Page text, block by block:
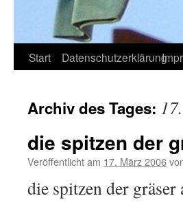
Start Datenschutzerklärung
Archiv des Tages:
die spitzen der
Veröffentlicht am 17. März 2006
die spitzen der